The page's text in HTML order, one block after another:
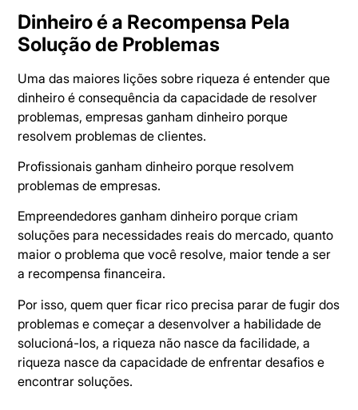
Dinheiro é a Recompensa Pela
Solução de Problemas
Uma das maiores lições sobre riqueza é entender que
dinheiro é consequência da capacidade de resolver
problemas, empresas ganham dinheiro porque
resolvem problemas de clientes.
Profissionais ganham dinheiro porque resolvem
problemas de empresas.
Empreendedores ganham dinheiro porque criam
soluções para necessidades reais do mercado, quanto
maior o problema que você resolve, maior tende a ser
a recompensa financeira.
Por isso, quem quer ficar rico precisa parar de fugir dos
problemas e começar a desenvolver a habilidade de
solucioná-los, a riqueza não nasce da facilidade, a
riqueza nasce da capacidade de enfrentar desafios e
encontrar soluções.